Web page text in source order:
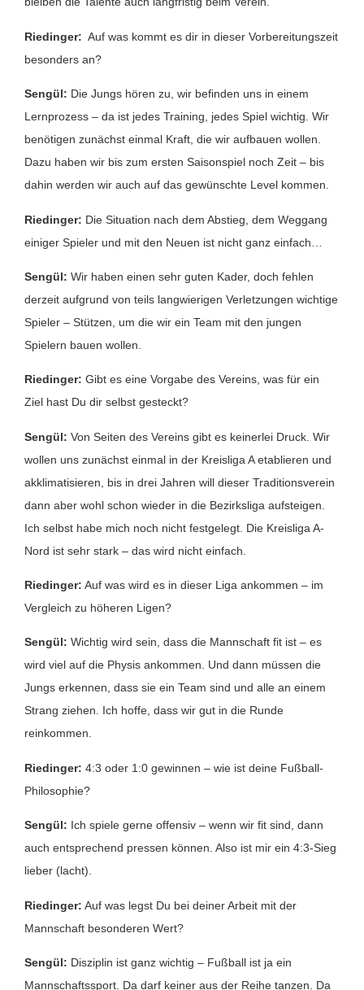
Riedinger: Auf was kommt es dir in dieser Vorbereitungszeit
besonders an?
Sengül: Die Jungs hören zu, wir befinden uns in einem
Lernprozess – da ist jedes Training, jedes Spiel wichtig. Wir
benötigen zunächst einmal Kraft, die wir aufbauen wollen.
Dazu haben wir bis zum ersten Saisonspiel noch Zeit – bis
dahin werden wir auch auf das gewünschte Level kommen.
Riedinger: Die Situation nach dem Abstieg, dem Weggang
einiger Spieler und mit den Neuen ist nicht ganz einfach…
Sengül: Wir haben einen sehr guten Kader, doch fehlen
derzeit aufgrund von teils langwierigen Verletzungen wichtige
Spieler – Stützen, um die wir ein Team mit den jungen
Spielern bauen wollen.
Riedinger: Gibt es eine Vorgabe des Vereins, was für ein
Ziel hast Du dir selbst gesteckt?
Sengül: Von Seiten des Vereins gibt es keinerlei Druck. Wir
wollen uns zunächst einmal in der Kreisliga A etablieren und
akklimatisieren, bis in drei Jahren will dieser Traditionsverein
dann aber wohl schon wieder in die Bezirksliga aufsteigen.
Ich selbst habe mich noch nicht festgelegt. Die Kreisliga A-
Nord ist sehr stark – das wird nicht einfach.
Riedinger: Auf was wird es in dieser Liga ankommen – im
Vergleich zu höheren Ligen?
Sengül: Wichtig wird sein, dass die Mannschaft fit ist – es
wird viel auf die Physis ankommen. Und dann müssen die
Jungs erkennen, dass sie ein Team sind und alle an einem
Strang ziehen. Ich hoffe, dass wir gut in die Runde
reinkommen.
Riedinger: 4:3 oder 1:0 gewinnen – wie ist deine Fußball-
Philosophie?
Sengül: Ich spiele gerne offensiv – wenn wir fit sind, dann
auch entsprechend pressen können. Also ist mir ein 4:3-Sieg
lieber (lacht).
Riedinger: Auf was legst Du bei deiner Arbeit mit der
Mannschaft besonderen Wert?
Sengül: Disziplin ist ganz wichtig – Fußball ist ja ein
Mannschaftssport. Da darf keiner aus der Reihe tanzen. Da